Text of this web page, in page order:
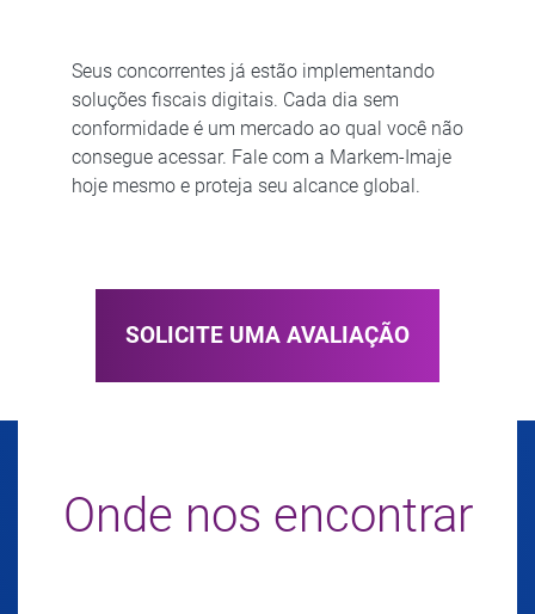
Seus concorrentes já estão implementando
soluções fiscais digitais. Cada dia sem
conformidade é um mercado ao qual você não
consegue acessar. Fale com a Markem-Imaje
hoje mesmo e proteja seu alcance global.
SOLICITE UMA AVALIAÇÃO
Onde nos encontrar